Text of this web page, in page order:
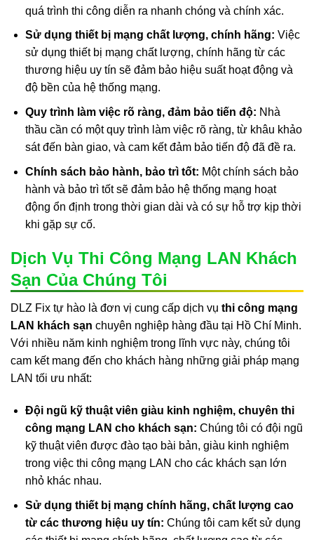
quá trình thi công diễn ra nhanh chóng và chính xác.
Sử dụng thiết bị mạng chất lượng, chính hãng: Việc
sử dụng thiết bị mạng chất lượng, chính hãng từ các
thương hiệu uy tín sẽ đảm bảo hiệu suất hoạt động và
độ bền của hệ thống mạng.
Quy trình làm việc rõ ràng, đảm bảo tiến độ: Nhà
thầu cần có một quy trình làm việc rõ ràng, từ khâu khảo
sát đến bàn giao, và cam kết đảm bảo tiến độ đã đề ra.
Chính sách bảo hành, bảo trì tốt: Một chính sách bảo
hành và bảo trì tốt sẽ đảm bảo hệ thống mạng hoạt
động ổn định trong thời gian dài và có sự hỗ trợ kịp thời
khi gặp sự cố.
Dịch Vụ Thi Công Mạng LAN Khách
Sạn Của Chúng Tôi
DLZ Fix tự hào là đơn vị cung cấp dịch vụ thi công mạng
LAN khách sạn chuyên nghiệp hàng đầu tại Hồ Chí Minh.
Với nhiều năm kinh nghiệm trong lĩnh vực này, chúng tôi
cam kết mang đến cho khách hàng những giải pháp mạng
LAN tối ưu nhất:
Đội ngũ kỹ thuật viên giàu kinh nghiệm, chuyên thi
công mạng LAN cho khách sạn: Chúng tôi có đội ngũ
kỹ thuật viên được đào tạo bài bản, giàu kinh nghiệm
trong việc thi công mạng LAN cho các khách sạn lớn
nhỏ khác nhau.
Sử dụng thiết bị mạng chính hãng, chất lượng cao
từ các thương hiệu uy tín: Chúng tôi cam kết sử dụng